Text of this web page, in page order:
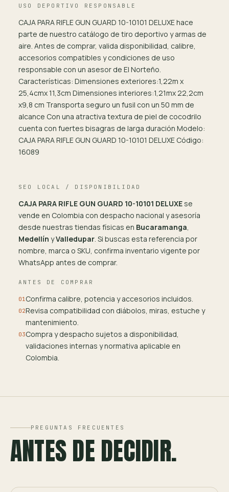
USO DEPORTIVO RESPONSABLE
CAJA PARA RIFLE GUN GUARD 10-10101 DELUXE hace
parte de nuestro catálogo de tiro deportivo y armas de
aire. Antes de comprar, valida disponibilidad, calibre,
accesorios compatibles y condiciones de uso
responsable con un asesor de El Norteño.
Características: Dimensiones exteriores:1,22m x
25,4cmx 11,3cm Dimensiones interiores:1,21mx 22,2cm
x9,8 cm Transporta seguro un fusil con un 50 mm de
alcance Con una atractiva textura de piel de cocodrilo
cuenta con fuertes bisagras de larga duración Modelo:
CAJA PARA RIFLE GUN GUARD 10-10101 DELUXE Código:
16089
SEO LOCAL / DISPONIBILIDAD
CAJA PARA RIFLE GUN GUARD 10-10101 DELUXE se
vende en Colombia con despacho nacional y asesoría
desde nuestras tiendas físicas en Bucaramanga,
Medellín yValledupar. Si buscas esta referencia por
nombre, marca o SKU, confirma inventario vigente por
WhatsApp antes de comprar.
ANTES DE COMPRAR
01Confirma calibre, potencia y accesorios incluidos.
02Revisa compatibilidad con diábolos, miras, estuche y
mantenimiento.
03Compra y despacho sujetos a disponibilidad,
validaciones internas y normativa aplicable en
Colombia.
PREGUNTAS FRECUENTES
ANTES DE DECIDIR.